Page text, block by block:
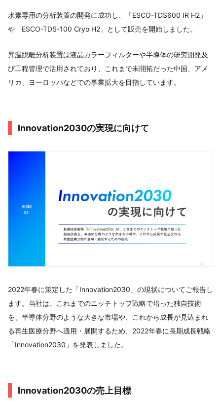
水素専用の分析装置の開発に成功し、「ESCO-TDS600 IR H2」
や「ESCO-TDS-100 Cryo H2」として販売を開始しました。
昇温脱離分析装置は液晶カラーフィルターや半導体の研究開発及
び工程管理で活用されており、これまで未開拓だった中国、アメ
リカ、ヨーロッパなどでの事業拡大を目指しています。
Innovation2030の実現に向けて
2022年春に策定した「Innovation2030」の現状についてご報告し
ます。当社は、これまでのニッチトップ戦略で培った独自技術
を、半導体分野のような大きな市場や、これから成長が見込まれ
る再生医療分野へ適用・展開するため、2022年春に長期成長戦略
「Innovation2030」を発表しました。
Innovation2030の売上目標